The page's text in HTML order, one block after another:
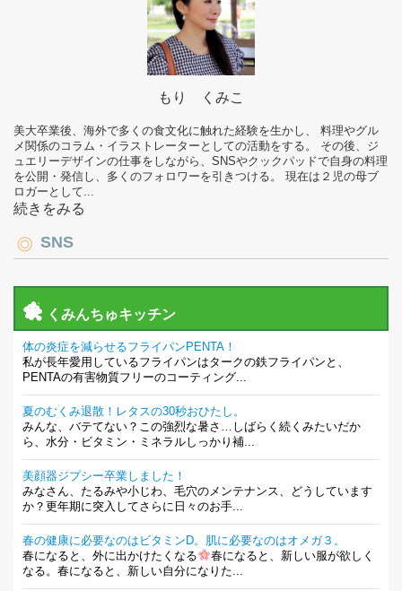
もり くみこ
美大卒業後、海外で多くの食文化に触れた経験を生かし、 料理やグル
メ関係のコラム・イラストレーターとしての活動をする。 その後、ジ
ュエリーデザインの仕事をしながら、SNSやクックパッドで自身の料理
を公開・発信し、多くのフォロワーを引きつける。 現在は２児の母ブ
ロガーとして...
続きをみる
SNS
くみんちゅキッチン
体の炎症を減らせるフライパンPENTA！
私が長年愛用しているフライパンはタークの鉄フライパンと、
PENTAの有害物質フリーのコーティング...
夏のむくみ退散！レタスの30秒おひたし。
みんな、バテてない？この強烈な暑さ…しばらく続くみたいだか
ら、水分・ビタミン・ミネラルしっかり補...
美顔器ジプシー卒業しました！
みなさん、たるみや小じわ、毛穴のメンテナンス、どうしています
か？更年期に突入してさらに日々のお手...
春の健康に必要なのはビタミンD。肌に必要なのはオメガ３。
春になると、外に出かけたくなる
春になると、新しい服が欲しく
なる。春になると、新しい自分になりた...